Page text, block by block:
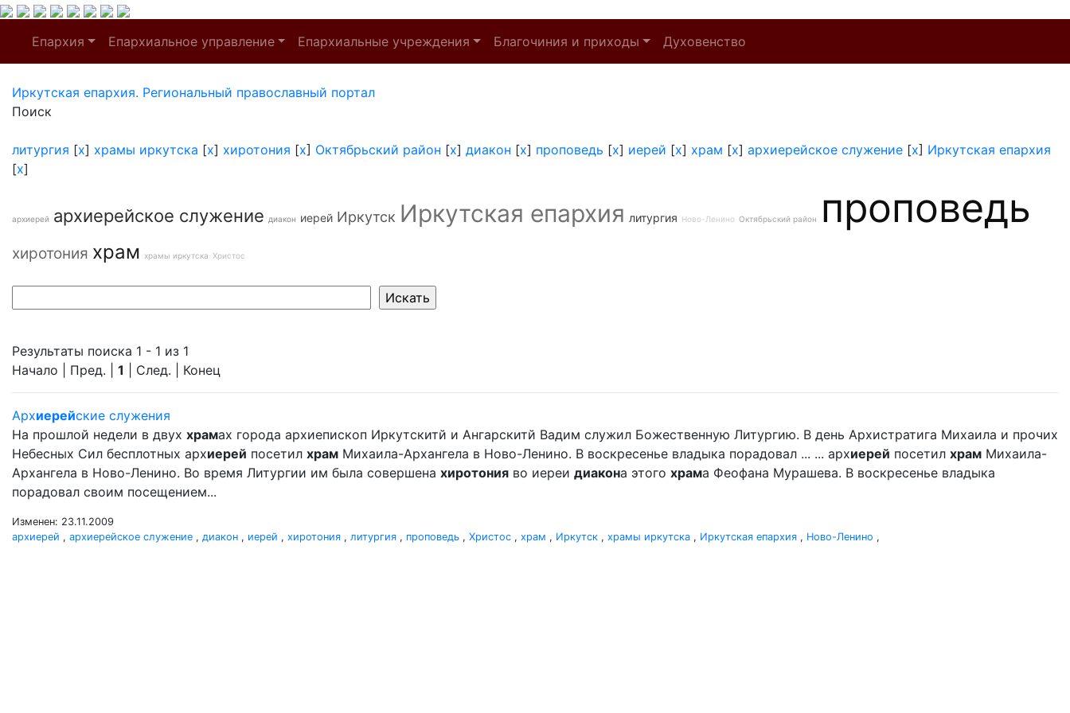
Епархия Епархиальное управление Епархиальные учреждения Благочиния и приходы Духовенство
Иркутская епархия. Региональный православный портал
Поиск
литургия [x] храмы иркутска [x] хиротония [x] Октябрьский район [x] диакон [x] проповедь [x] иерей [x] храм [x] архиерейское служение [x] Иркутская епархия
[x]
архиерей архиерейское служение диакон иерей Иркутск Иркутская епархия литургия Ново-Ленино Октябрьский район проповедь
хиротония храм храмы иркутска Христос
Результаты поиска 1 - 1 из 1
Начало | Пред. | 1 | След. | Конец
Архиерейские служения
На прошлой недели в двух храмах города архиепископ Иркутскитй и Ангарскитй Вадим служил Божественную Литургию. В день Архистратига Михаила и прочих
Небесных Сил бесплотных архиерей посетил храм Михаила-Архангела в Ново-Ленино. В воскресенье владыка порадовал ... ... архиерей посетил храм Михаила-
Архангела в Ново-Ленино. Во время Литургии им была совершена хиротония во иереи диакона этого храма Феофана Мурашева. В воскресенье владыка
порадовал своим посещением...
Изменен: 23.11.2009
архиерей , архиерейское служение , диакон , иерей , хиротония , литургия , проповедь , Христос , храм , Иркутск , храмы иркутска , Иркутская епархия , Ново-Ленино ,